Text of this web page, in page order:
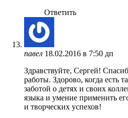
Ответить
павел 18.02.2016 в 7:50 дп
Здравствуйте, Сергей!
работы. Здорово, когда есть
заботой о детях и своих
языка и умение применить
и творческих успехов!